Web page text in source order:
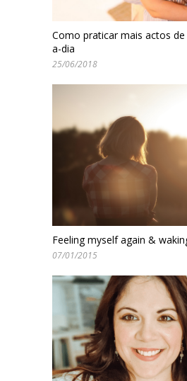
Como praticar mais actos
a-dia
25/06/2018
Feeling myself again &
07/01/2015